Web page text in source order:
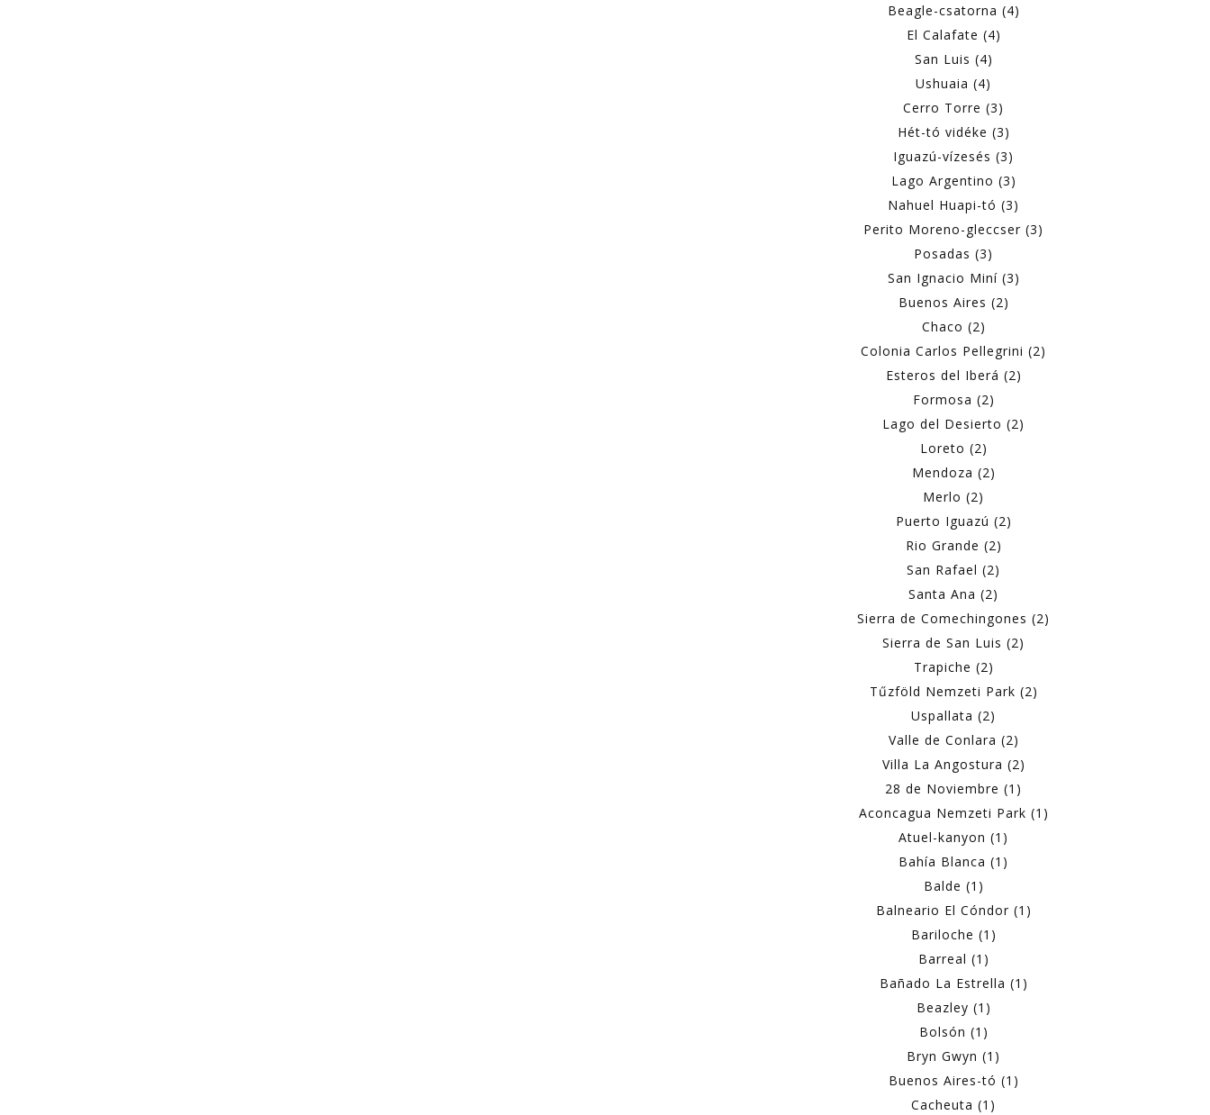
Beagle-csatorna (4)
El Calafate (4)
San Luis (4)
Ushuaia (4)
Cerro Torre (3)
Hét-tó vidéke (3)
Iguazú-vízesés (3)
Lago Argentino (3)
Nahuel Huapi-tó (3)
Perito Moreno-gleccser (3)
Posadas (3)
San Ignacio Miní (3)
Buenos Aires (2)
Chaco (2)
Colonia Carlos Pellegrini (2)
Esteros del Iberá (2)
Formosa (2)
Lago del Desierto (2)
Loreto (2)
Mendoza (2)
Merlo (2)
Puerto Iguazú (2)
Rio Grande (2)
San Rafael (2)
Santa Ana (2)
Sierra de Comechingones (2)
Sierra de San Luis (2)
Trapiche (2)
Tűzföld Nemzeti Park (2)
Uspallata (2)
Valle de Conlara (2)
Villa La Angostura (2)
28 de Noviembre (1)
Aconcagua Nemzeti Park (1)
Atuel-kanyon (1)
Bahía Blanca (1)
Balde (1)
Balneario El Cóndor (1)
Bariloche (1)
Barreal (1)
Bañado La Estrella (1)
Beazley (1)
Bolsón (1)
Bryn Gwyn (1)
Buenos Aires-tó (1)
Cacheuta (1)